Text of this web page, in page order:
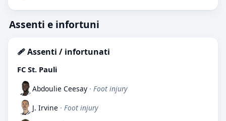
Assenti e infortuni
🩹 Assenti / infortunati
FC St. Pauli
Abdoulie Ceesay · Foot injury
J. Irvine · Foot injury